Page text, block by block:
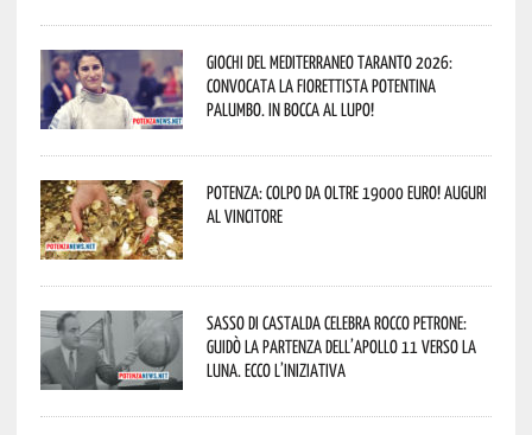
Giochi del Mediterraneo Taranto 2026:
convocata la fiorettista potentina
Palumbo. In bocca al lupo!
Potenza: colpo da oltre 19000 Euro! Auguri
al vincitore
Sasso di Castalda celebra Rocco Petrone:
guidò la partenza dell’Apollo 11 verso la
Luna. Ecco l’iniziativa